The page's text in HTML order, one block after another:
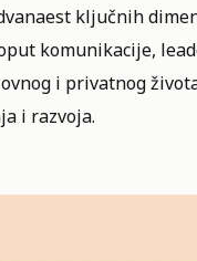
ključnih
komunikacije,
i privatnog
i razvoja.